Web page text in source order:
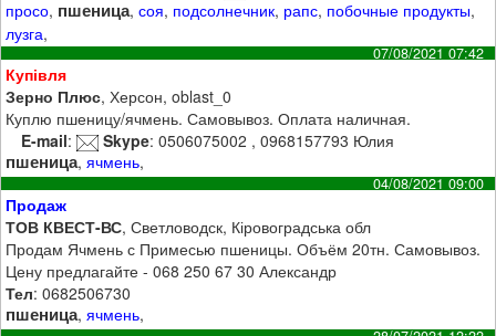
просо, пшеница,соя, подсолнечник, рапс, побочные продукты,
лузга,
07/08/2021 07:42
Купівля
Зерно Плюс, Херсон, oblast_0
Куплю пшеницу/ячмень. Самовывоз. Оплата наличная.
E-mail: Skype: 0506075002 , 0968157793 Юлия
пшеница,ячмень,
04/08/2021 09:00
Продаж
ТОВ КВЕСТ-ВС, Светловодск, Кіровоградська обл
Продам Ячмень с Примесью пшеницы. Объём 20тн. Самовывоз.
Цену предлагайте - 068 250 67 30 Александр
Тел: 0682506730
пшеница,ячмень,